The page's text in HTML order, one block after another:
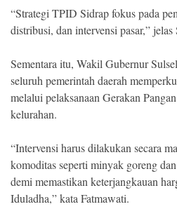
“Strategi TPID Sidrap fokus pada
distribusi, dan intervensi pasar,”
Sementara itu, Wakil Gubernur
seluruh pemerintah daerah
melalui pelaksanaan Gerakan
kelurahan.
“Intervensi harus dilakukan secara
komoditas seperti minyak goreng
demi memastikan keterjangkauan
Iduladha,” kata Fatmawati.